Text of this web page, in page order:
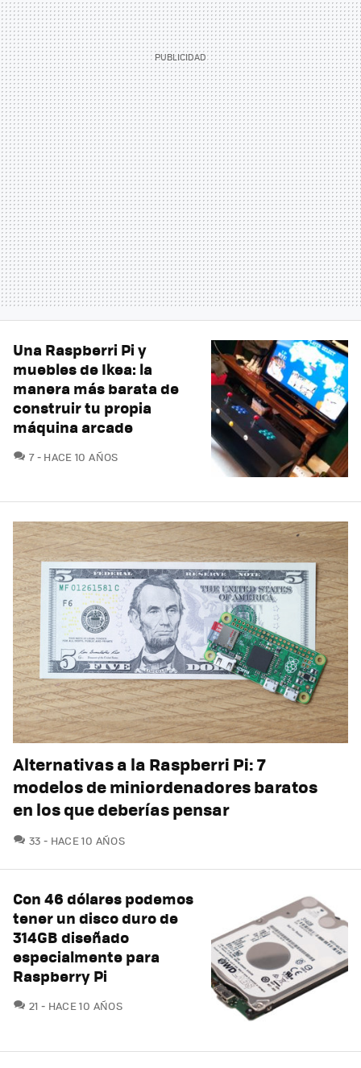
Una Raspberri Pi y
muebles de Ikea: la
manera más barata de
construir tu propia
máquina arcade
7COMENTARIOS
HACE 10 AÑOS
Alternativas a la Raspberri Pi: 7
modelos de miniordenadores baratos
en los que deberías pensar
33 COMENTARIOS
HACE 10 AÑOS
Con 46 dólares podemos
tener un disco duro de
314GB diseñado
especialmente para
Raspberry Pi
21 COMENTARIOS
HACE 10 AÑOS